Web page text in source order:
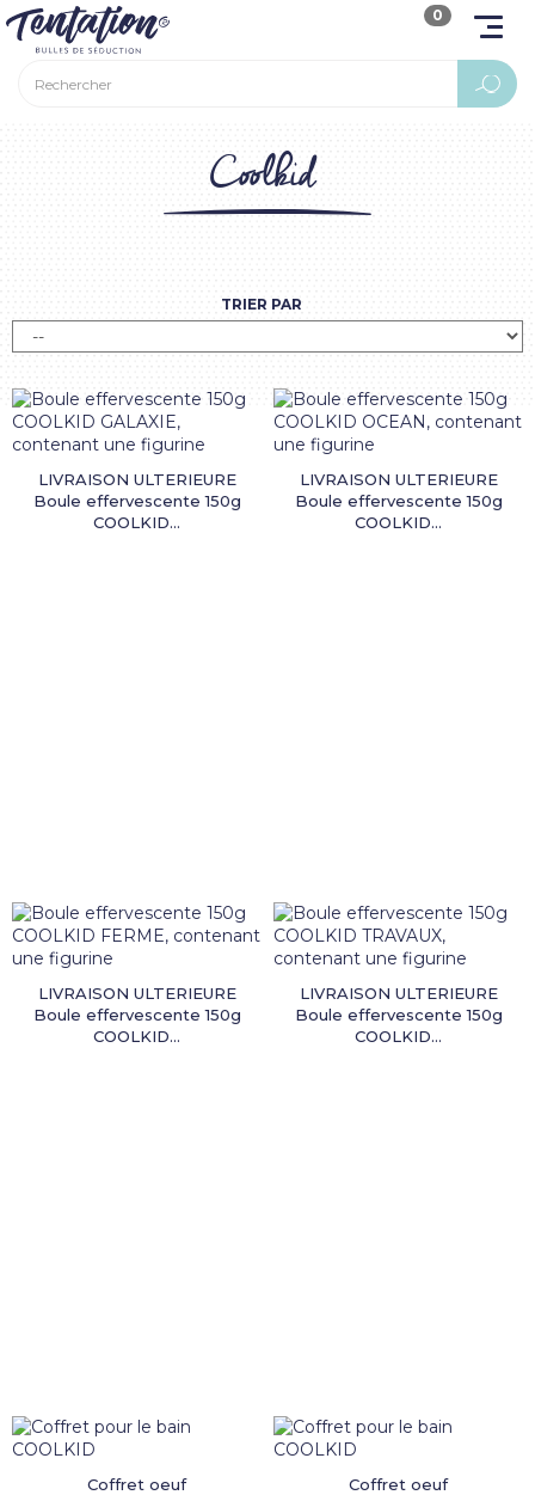
0
Coolkid
TRIER PAR
LIVRAISON ULTERIEURE
Boule effervescente 150g
COOLKID...
LIVRAISON ULTERIEURE
Boule effervescente 150g
COOLKID...
LIVRAISON ULTERIEURE
Boule effervescente 150g
COOLKID...
LIVRAISON ULTERIEURE
Boule effervescente 150g
COOLKID...
Coffret oeuf
Coffret oeuf